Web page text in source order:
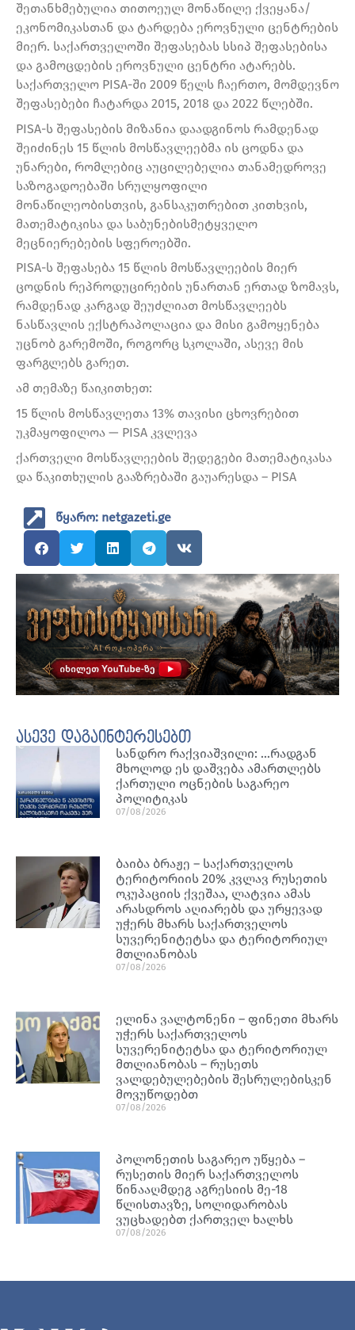
შეთანხმებულია თითოეულ მონაწილე ქვეყანა/
ეკონომიკასთან და ტარდება ეროვნული ცენტრების
მიერ. საქართველოში შეფასებას სსიპ შეფასებისა
და გამოცდების ეროვნული ცენტრი ატარებს.
საქართველო PISA-ში 2009 წელს ჩაერთო, მომდევნო
შეფასებები ჩატარდა 2015, 2018 და 2022 წლებში.
PISA-ს შეფასების მიზანია დაადგინოს რამდენად
შეიძინეს 15 წლის მოსწავლეებმა ის ცოდნა და
უნარები, რომლებიც აუცილებელია თანამედროვე
საზოგადოებაში სრულყოფილი
მონაწილეობისთვის, განსაკუთრებით კითხვის,
მათემატიკისა და საბუნებისმეტყველო
მეცნიერებების სფეროებში.
PISA-ს შეფასება 15 წლის მოსწავლეების მიერ
ცოდნის რეპროდუცირების უნართან ერთად ზომავს,
რამდენად კარგად შეუძლიათ მოსწავლეებს
ნასწავლის ექსტრაპოლაცია და მისი გამოყენება
უცნობ გარემოში, როგორც სკოლაში, ასევე მის
ფარგლებს გარეთ.
ამ თემაზე წაიკითხეთ:
15 წლის მოსწავლეთა 13% თავისი ცხოვრებით
უკმაყოფილოა — PISA კვლევა
ქართველი მოსწავლეების შედეგები მათემატიკასა
და წაკითხულის გააზრებაში გაუარესდა – PISA
წყარო: netgazeti.ge
ასევე დაგაინტერესებთ
სანდრო რაქვიაშვილი: …რადგან
მხოლოდ ეს დაშვება ამართლებს
ქართული ოცნების საგარეო
პოლიტიკას
07/08/2026
ბაიბა ბრაჟე – საქართველოს
ტერიტორიის 20% კვლავ რუსეთის
ოკუპაციის ქვეშაა, ლატვია ამას
არასდროს აღიარებს და ურყევად
უჭერს მხარს საქართველოს
სუვერენიტეტსა და ტერიტორიულ
მთლიანობას
07/08/2026
ელინა ვალტონენი – ფინეთი მხარს
უჭერს საქართველოს
სუვერენიტეტსა და ტერიტორიულ
მთლიანობას – რუსეთს
ვალდებულებების შესრულებისკენ
მოვუწოდებთ
07/08/2026
პოლონეთის საგარეო უწყება –
რუსეთის მიერ საქართველოს
წინააღმდეგ აგრესიის მე-18
წლისთავზე, სოლიდარობას
ვუცხადებთ ქართველ ხალხს
07/08/2026